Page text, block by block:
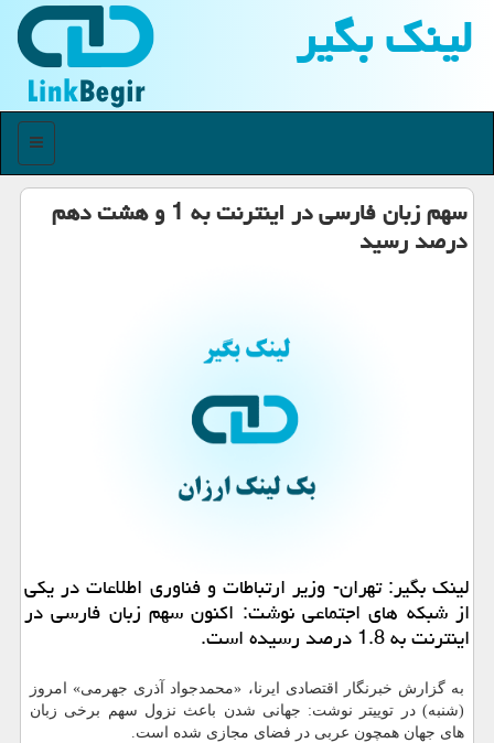
لینك بگیر
منو
سهم زبان فارسی در اینترنت به 1 و هشت دهم
درصد رسید
لینك بگیر: تهران- وزیر ارتباطات و فناوری اطلاعات در یكی
از شبكه های اجتماعی نوشت: اكنون سهم زبان فارسی در
اینترنت به 1.8 درصد رسیده است.
به گزارش خبرنگار اقتصادی ایرنا، «محمدجواد آذری جهرمی» امروز
(شنبه) در توییتر نوشت: جهانی شدن باعث نزول سهم برخی زبان
های جهان همچون عربی در فضای مجازی شده است.